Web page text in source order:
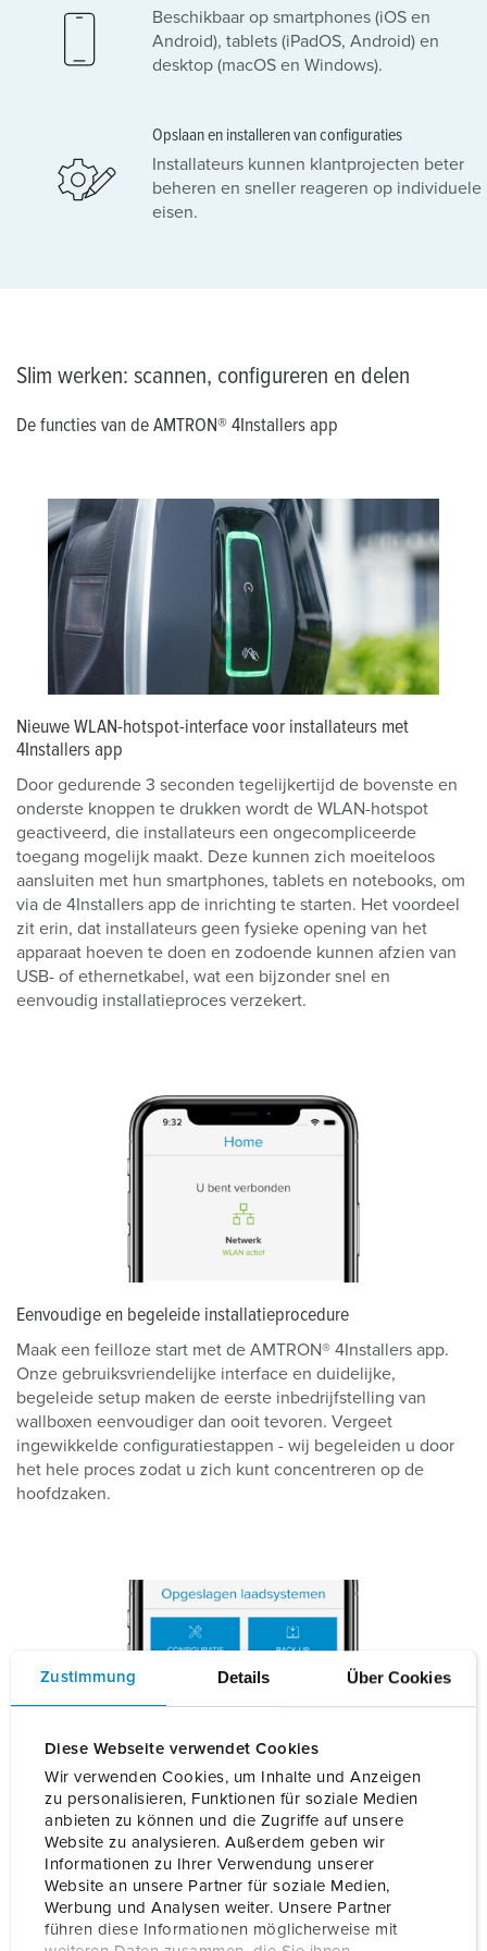
Zustimmung Details Über Cookies
Diese Webseite verwendet Cookies
Wir verwenden Cookies, um Inhalte und Anzeigen
zu personalisieren, Funktionen für soziale Medien
anbieten zu können und die Zugriffe auf unsere
Website zu analysieren. Außerdem geben wir
Informationen zu Ihrer Verwendung unserer
Website an unsere Partner für soziale Medien,
Werbung und Analysen weiter. Unsere Partner
führen diese Informationen möglicherweise mit
Beschikbaar op smartphones (iOS en
Android), tablets (iPadOS, Android) en
desktop (macOS en Windows).
Opslaan en installeren van configuraties
Installateurs kunnen klantprojecten beter
beheren en sneller reageren op individuele
eisen.
Slim werken: scannen, configureren en delen
De functies van de AMTRON® 4Installers app
Nieuwe WLAN-hotspot-interface voor installateurs met
4Installers app
Door gedurende 3 seconden tegelijkertijd de bovenste en
onderste knoppen te drukken wordt de WLAN-hotspot
geactiveerd, die installateurs een ongecompliceerde
toegang mogelijk maakt. Deze kunnen zich moeiteloos
aansluiten met hun smartphones, tablets en notebooks, om
via de 4Installers app de inrichting te starten. Het voordeel
zit erin, dat installateurs geen fysieke opening van het
apparaat hoeven te doen en zodoende kunnen afzien van
USB- of ethernetkabel, wat een bijzonder snel en
eenvoudig installatieproces verzekert.
Eenvoudige en begeleide installatieprocedure
Maak een feilloze start met de AMTRON® 4Installers app.
Onze gebruiksvriendelijke interface en duidelijke,
begeleide setup maken de eerste inbedrijfstelling van
wallboxen eenvoudiger dan ooit tevoren. Vergeet
ingewikkelde configuratiestappen - wij begeleiden u door
het hele proces zodat u zich kunt concentreren op de
hoofdzaken.
Snelle toegang voor onderhouds- en servicewerkzaamheden
De AMTRON® 4Installers app biedt een razendsnelle
toegang tot laadpunten voor onderhouds- en
servicewerkzaamheden. Met slechts een paar klikken zijn
voor u alle noodzakelijke functies beschikbaar, om ervoor
te zorgen dat de laadpunten probleemloos functioneren en